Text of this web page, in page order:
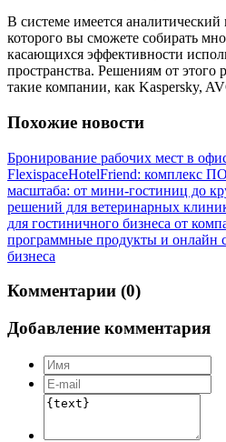
В системе имеется
которого вы сможете собирать
касающихся эффективности
пространства. Решениям от этого
такие компании, как Kaspersky,
Похожие новости
Бронирование рабочих мест в
FlexispaceHotelFriend: комплекс
масштаба: от мини-гостиниц до
решений для ветеринарных
для гостиничного бизнеса от
программные продукты и онлайн
бизнеса
Комментарии (0)
Добавление комментария